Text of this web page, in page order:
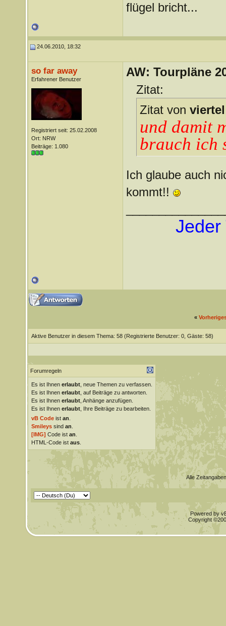
flügel bricht...
24.06.2010, 18:32
so far away
Erfahrener Benutzer
Registriert seit: 25.02.2008
Ort: NRW
Beiträge: 1.080
AW: Tourpläne
Zitat:
Zitat von
und damit
brauch ich
Ich glaube auch
kommt!!
Jeder
«
Aktive Benutzer in diesem Thema: 58 (Registrierte Benutzer: 0, Gäste: 58)
Forumregeln
Es ist Ihnen erlaubt, neue Themen zu verfassen.
Es ist Ihnen erlaubt, auf Beiträge zu antworten.
Es ist Ihnen erlaubt, Anhänge anzufügen.
Es ist Ihnen erlaubt, Ihre Beiträge zu bearbeiten.
vB Codeist an
Smileyssind an
[IMG] Code ist an
HTML-Code ist aus.
Alle
Powered by
Copyright